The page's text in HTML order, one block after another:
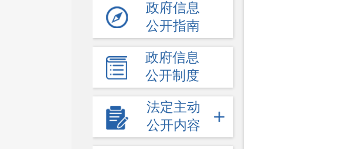
政府信息
公开指南
政府信息
公开制度
法定主动
公开内容